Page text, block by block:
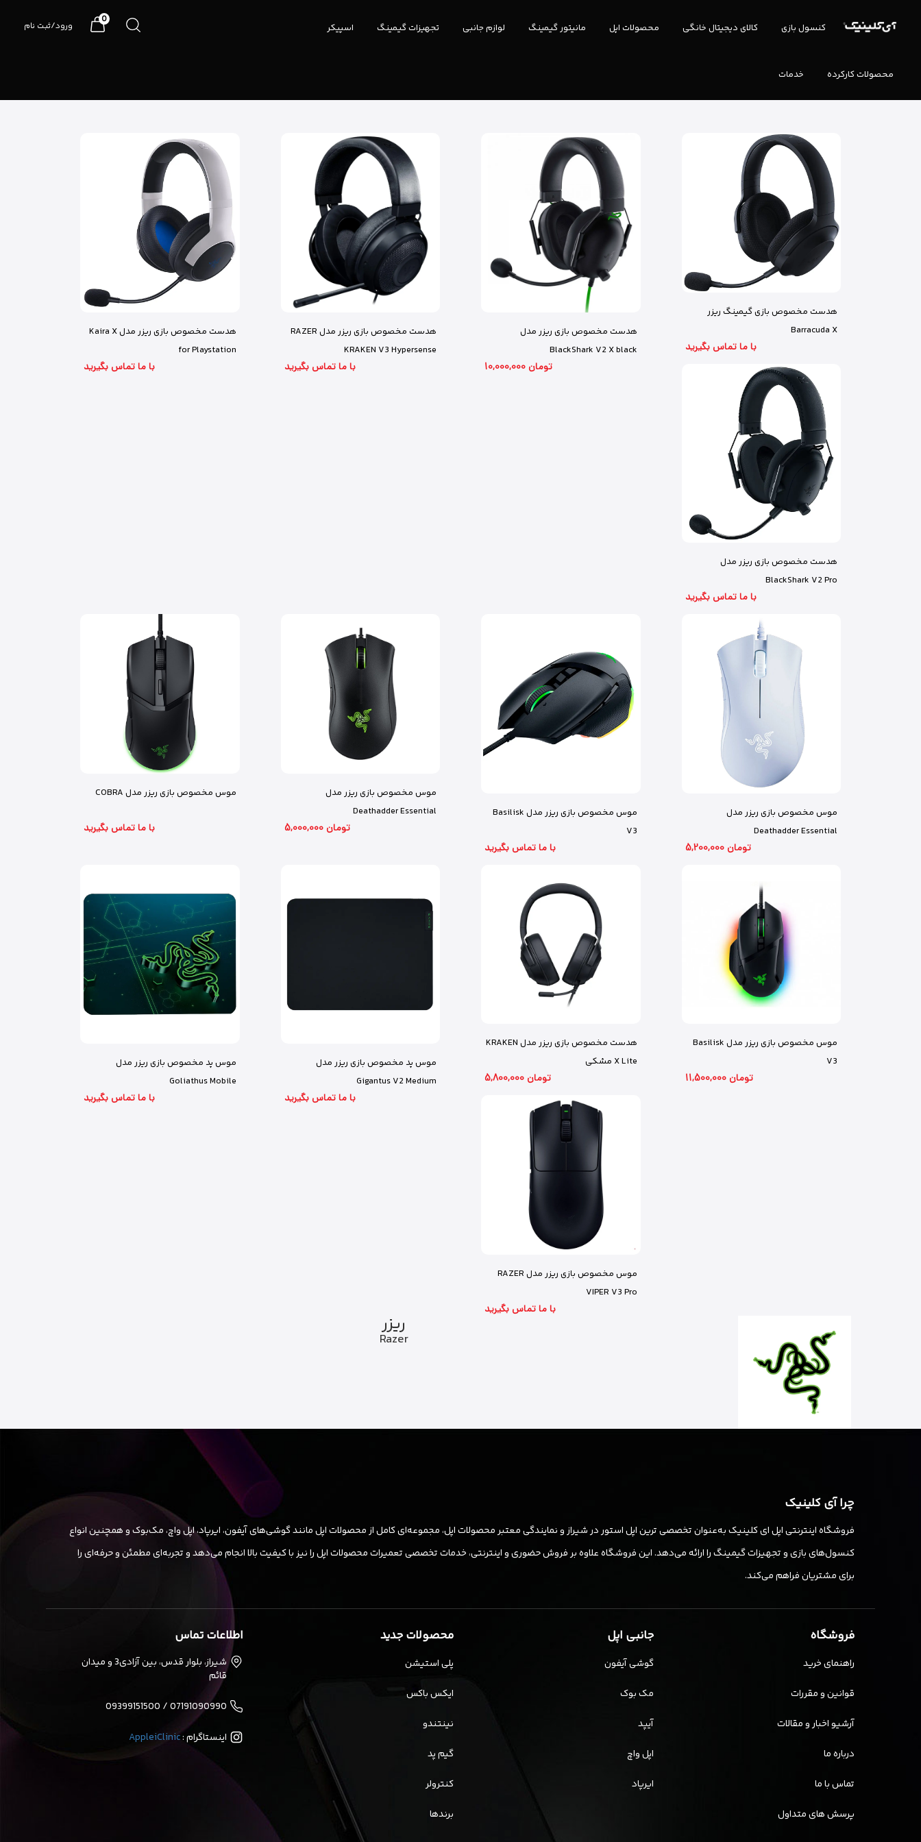
کنسول بازی کالای دیجیتال خانگی محصولات اپل مانیتور گیمینگ لوازم جانبی تجهیزات گیمینگ اسپیکر
محصولات کارکرده خدمات
ورود/ثبت نام
0
هدست مخصوص بازی ریزر مدل Kaira X
for Playstation
با ما تماس بگیرید
هدست مخصوص بازی ریزر مدل RAZER
KRAKEN V3 Hypersense
با ما تماس بگیرید
هدست مخصوص بازی ریزر مدل
BlackShark V2 X black
10,000,000 تومان
هدست مخصوص بازی گیمینگ ریزر
Barracuda X
با ما تماس بگیرید
هدست مخصوص بازی ریزر مدل
BlackShark V2 Pro
با ما تماس بگیرید
موس مخصوص بازی ریزر مدل COBRA
با ما تماس بگیرید
موس مخصوص بازی ریزر مدل
Deathadder Essential
5,000,000 تومان
موس مخصوص بازی ریزر مدل Basilisk
V3
با ما تماس بگیرید
موس مخصوص بازی ریزر مدل
Deathadder Essential
5,200,000 تومان
موس پد مخصوص بازی ریزر مدل
Goliathus Mobile
با ما تماس بگیرید
موس پد مخصوص بازی ریزر مدل
Gigantus V2 Medium
با ما تماس بگیرید
هدست مخصوص بازی ریزر مدل KRAKEN
X Lite مشکی
5,800,000 تومان
موس مخصوص بازی ریزر مدل Basilisk
V3
11,500,000 تومان
موس مخصوص بازی ریزر مدل RAZER
VIPER V3 Pro
با ما تماس بگیرید
ریزر
Razer
چرا آی کلینیک
فروشگاه اینترنتی اپل ای کلینیک به‌عنوان تخصصی ترین اپل استور در شیراز و نمایندگی معتبر محصولات اپل، مجموعه‌ای کامل از محصولات اپل مانند گوشی‌های آیفون، ایرپاد، اپل واچ، مک‌بوک و همچنین انواع
کنسول‌های بازی و تجهیزات گیمینگ را ارائه می‌دهد. این فروشگاه علاوه بر فروش حضوری و اینترنتی، خدمات تخصصی تعمیرات محصولات اپل را نیز با کیفیت بالا انجام می‌دهد و تجربه‌ای مطمئن و حرفه‌ای را
برای مشتریان فراهم می‌کند.
فروشگاه
راهنمای خرید
قوانین و مقررات
آرشیو اخبار و مقالات
درباره ما
تماس با ما
پرسش های متداول
جانبی اپل
گوشی آیفون
مک بوک
آیپد
اپل واچ
ایرپاد
محصولات جدید
پلی استیشن
ایکس باکس
نینتندو
گیم پد
کنترولر
برندها
اطلاعات تماس
شیراز، بلوار قدس، بین آزادی3 و میدان
قائم
07191090990 / 09399151500
اینستاگرام :AppleiClinic